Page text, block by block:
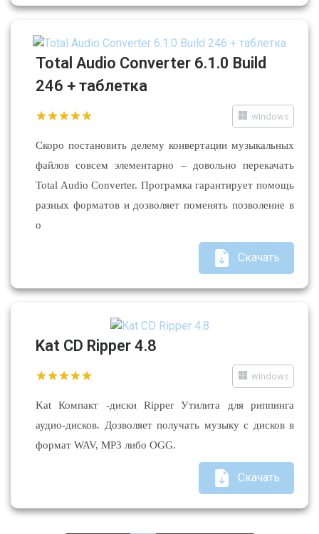
Total Audio Converter 6.1.0 Build
246 + таблетка
windows
Скоро постановить делему конвертации музыкальных
файлов совсем элементарно – довольно перекачать
Total Audio Converter. Програмка гарантирует помощь
разных форматов и дозволяет поменять позволение в
о
Скачать
Kat CD Ripper 4.8
windows
Kat Компакт -диски Ripper Утилита для риппинга
аудио-дисков. Дозволяет получать музыку с дисков в
формат WAV, MP3 либо OGG.
Скачать